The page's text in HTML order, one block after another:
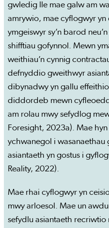
gwledig lle mae galw am
amrywio, mae cyflogwyr yn
ymgeiswyr sy’n barod
shifftiau gofynnol. Mewn
weithiau’n cynnig
defnyddio gweithwyr
dibynadwy yn gallu
diddordeb mewn
am rolau mwy sefydlog
Foresight, 2023a). Mae
ychwanegol i
asiantaeth yn gostus i
Reality, 2022).
Mae rhai cyflogwyr yn
mwy arloesol. Mae un
sefydlu asiantaeth